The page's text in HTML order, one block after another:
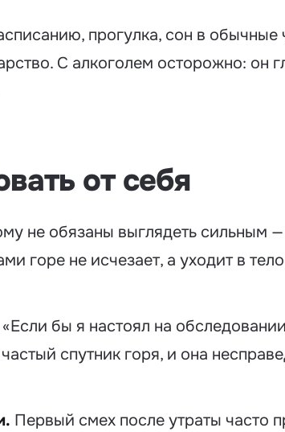
прогулка, сон в
С алкоголем осторожно: он
от себя
не обязаны выглядеть сильным
горе не исчезает, а уходит в
«Если бы я настоял на
спутник горя, и она
Первый смех после утраты часто